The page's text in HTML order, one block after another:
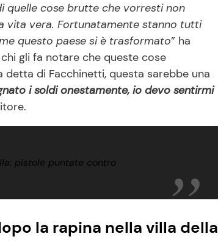
quelle cose brutte che vorresti non
vita vera. Fortunatamente stanno tutti
questo paese si è trasformato” ha
gli fa notare che queste cose
di Facchinetti, questa sarebbe una
i soldi onestamente, io devo sentirmi
pistole puntate contro
la rapina nella villa della